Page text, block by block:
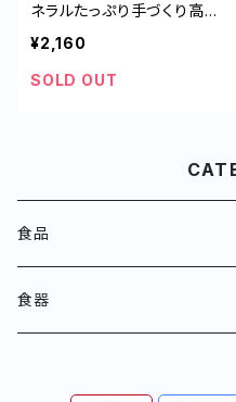
ネラルたっぷり手づくり高級
天日塩『健好の塩』詰め替え
用500g
¥2,160
SOLD OUT
食品
食器